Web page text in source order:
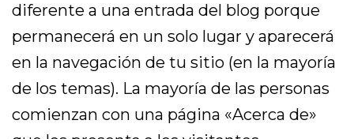
diferente a una entrada del blog porque
permanecerá en un solo lugar y aparecerá
en la navegación de tu sitio (en la mayoría
de los temas). La mayoría de las personas
comienzan con una página «Acerca de»